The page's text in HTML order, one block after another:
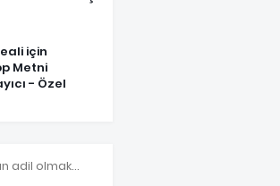
için
Metni
- Özel
adil olmak...